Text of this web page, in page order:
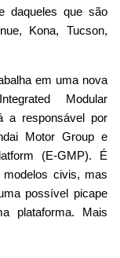
daqueles que são
Kona, Tucson,
em uma nova
Modular
a responsável por
Motor Group e
(E-GMP). É
civis, mas
possível picape
plataforma. Mais